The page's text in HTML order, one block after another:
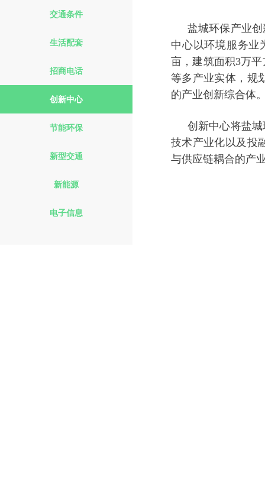
交通条件
生活配套
招商电话
创新中心
节能环保
新型交通
新能源
电子信息
盐城环保产业
中心以环境服务业
亩，建筑面积3万
等多产业实体，规
的产业创新综合体
创新中心将盐
技术产业化以及投
与供应链耦合的产